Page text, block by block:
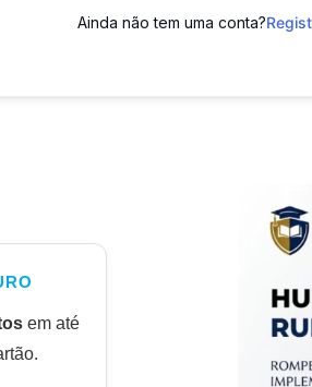
Ainda não tem uma conta?
em até